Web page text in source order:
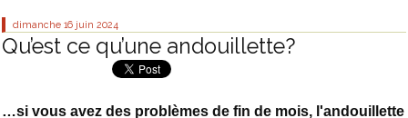
dimanche 16 juin 2024
Qu’est ce qu’une andouillette?
…si vous avez des problèmes de fin de mois, l'andouillette